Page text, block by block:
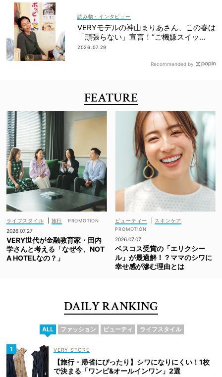
読み物・インタビュー
VERYモデルの神山まりあさん、この春は
「頑張らない」宣言！“ご機嫌スイッ
チ”の入れ方って？
2026.07.29
Recommended by
FEATURE
ライフスタイル
旅行
2026.07.27
VERY世代が金融教育家・田内
学さんと考える「なぜ今、NOT
A HOTELなの？」
ビューティー スキンケア
2026.07.07
ベスコス受賞の「エリクシー
ル」が最適解！？ママのシワに
幸せ感が滲む理由とは
DAILY RANKING
ALL ファッション ビューティ ライフスタイル
VERY STORE
【旅行・帰省にぴったり】シワになりにくい！1枚
で決まる「ワンピ&オールインワン」2選